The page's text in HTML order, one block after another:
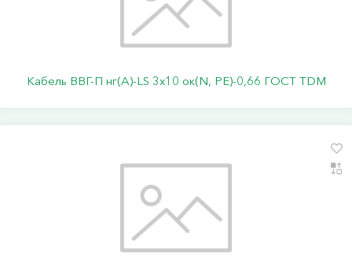
Кабель ВВГ-П нг(А)-LS 3х10 ок(N, PE)-0,66 ГОСТ TDM